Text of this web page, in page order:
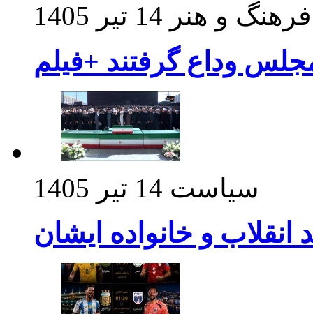
فرهنگ و هنر 14 تیر 1405
وداع گرفتند +فیلم
سیاست 14 تیر 1405
انقلاب و خانواده ایشان